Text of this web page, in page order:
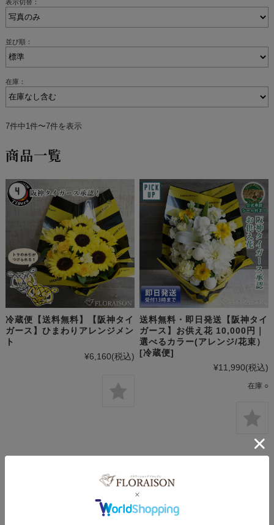
表示切替：
並び順：
在庫：
7件中1件〜7件を表示
商品一覧
冷蔵便【送料無料】【阪神タイ
ガース】ひまわりアレンジメン
ト
¥6,160(税込)
送料無料・即日発送【阪神タイ
ガース】お供え花 10,000円｜
選べるカラー(アレンジ/花束）
[冷蔵便]
¥11,990(税込)
在庫 ○